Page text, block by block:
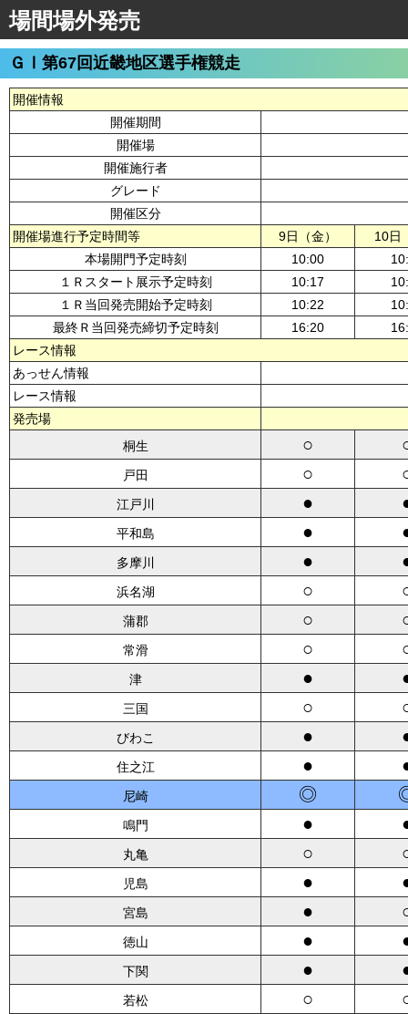
場間場外発売
ＧⅠ第67回近畿地区選手権競走
開催情報
開催期間
開催場
開催施行者
グレード
開催区分
開催場進行予定時間等
9日（金）
10日
本場開門予定時刻
10:00
１Ｒスタート展示予定時刻
10:17
１Ｒ当回発売開始予定時刻
10:22
最終Ｒ当回発売締切予定時刻
16:20
レース情報
あっせん情報
レース情報
発売場
桐生
○
戸田 ○
江戸川 ●
平和島 ●
多摩川 ●
浜名湖 ○
蒲郡 ○
常滑 ○
津 ●
三国 ○
びわこ ●
住之江 ●
尼崎 ◎
鳴門 ●
丸亀 ○
児島 ●
宮島 ●
徳山 ●
下関 ●
若松 ○